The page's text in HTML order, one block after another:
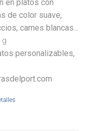
en platos con
de color suave,
carnes blancas...
g
personalizables,